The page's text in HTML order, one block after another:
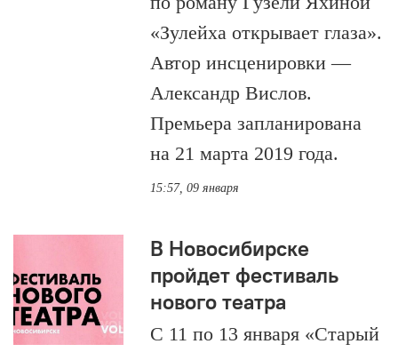
«Зулейха открывает глаза».
Автор инсценировки —
Александр Вислов.
Премьера запланирована
на 21 марта 2019 года.
15:57, 09 января
В Новосибирске
пройдет фестиваль
нового театра
С 11 по 13 января «Старый